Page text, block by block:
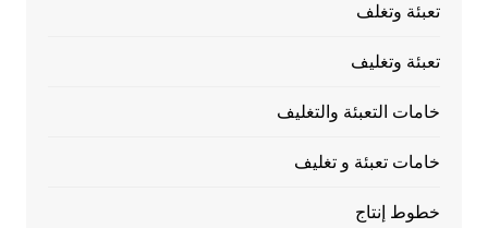
تعبئة وتغلف
تعبئة وتغليف
خامات التعبئة والتغليف
خامات تعبئة و تغليف
خطوط إنتاج